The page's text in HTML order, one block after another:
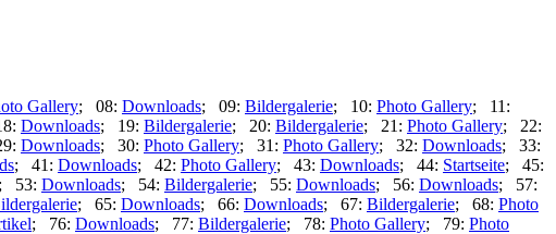
Gallery; 08: Downloads; 09: Bildergalerie; 10: Photo Gallery; 11:
Downloads; 19: Bildergalerie; 20: Bildergalerie; 21: Photo Gallery; 22:
Downloads; 30: Photo Gallery; 31: Photo Gallery; 32: Downloads; 33:
; 41: Downloads; 42: Photo Gallery; 43: Downloads; 44: Startseite; 45:
; 53: Downloads; 54: Bildergalerie; 55: Downloads; 56: Downloads; 57:
; 65: Downloads; 66: Downloads; 67: Bildergalerie; 68: Photo
; 76: Downloads; 77: Bildergalerie; 78: Photo Gallery; 79: Photo